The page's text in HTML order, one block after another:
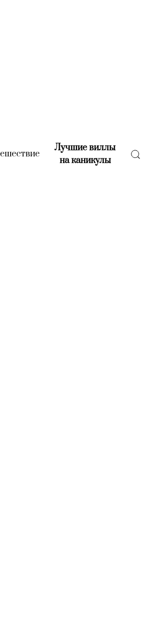
(current)
Лучшие виллы
на каникулы(current)